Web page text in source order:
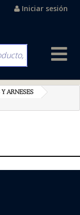
Iniciar sesión
ARNESES